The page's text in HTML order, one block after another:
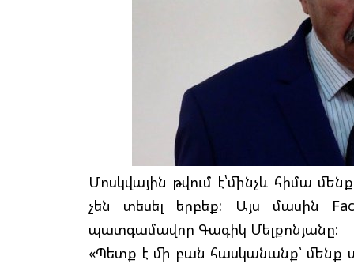
Մոսկվային թվում է՝մինչև հիմա
չեն տեսել երբեք: Այս մասին
պատգամավոր Գագիկ Մելքոնյանը:
«Պետք է մի բան հասկանանք՝ մենք